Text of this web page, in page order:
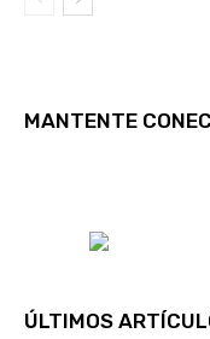
MANTENTE
ÚLTIMOS